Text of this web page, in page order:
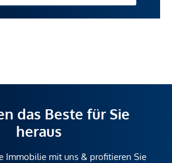
das Beste für Sie
heraus
Immobilie mit uns & profitieren Sie